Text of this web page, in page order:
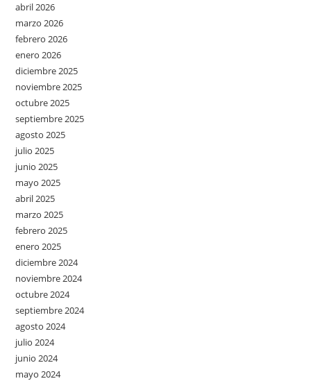
abril 2026
marzo 2026
febrero 2026
enero 2026
diciembre 2025
noviembre 2025
octubre 2025
septiembre 2025
agosto 2025
julio 2025
junio 2025
mayo 2025
abril 2025
marzo 2025
febrero 2025
enero 2025
diciembre 2024
noviembre 2024
octubre 2024
septiembre 2024
agosto 2024
julio 2024
junio 2024
mayo 2024